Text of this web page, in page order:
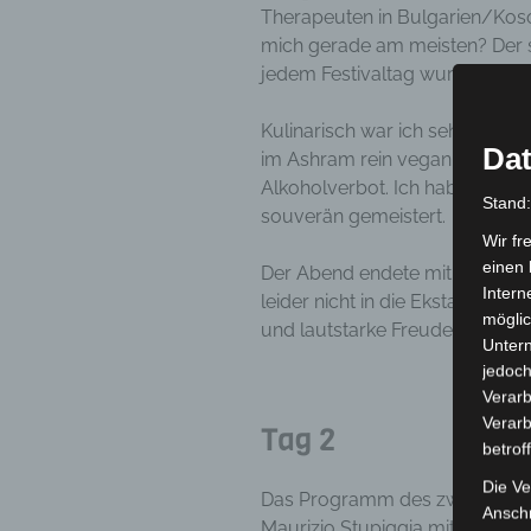
Therapeuten in Bulgarien/
mich gerade am meisten?
jedem Festivaltag wurde je
Kulinarisch war ich sehr
im Ashram rein vegan und
Alkoholverbot. Ich habe mich
souverän gemeistert.
Der Abend endete mit einer
leider nicht in die Ekstase,
und lautstarke Freude.
Tag 2
Das Programm des zweiten
Wir
einen
Die